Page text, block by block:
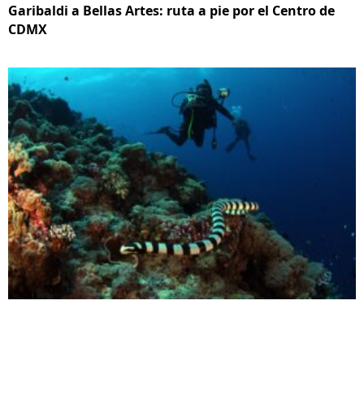
Garibaldi a Bellas Artes: ruta a pie por el Centro de
CDMX